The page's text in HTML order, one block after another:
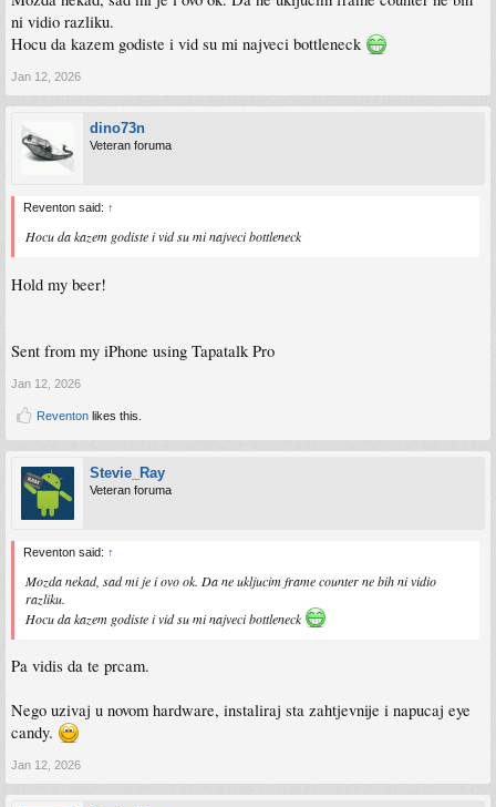
ni vidio razliku.
Hocu da kazem godiste i vid su mi najveci bottleneck
Jan 12, 2026
dino73n
Veteran foruma
Reventon said: ↑
Hocu da kazem godiste i vid su mi najveci bottleneck
Hold my beer!
Sent from my iPhone using Tapatalk Pro
Jan 12, 2026
Reventon likes this.
Stevie_Ray
Veteran foruma
Reventon said: ↑
Mozda nekad, sad mi je i ovo ok. Da ne ukljucim frame counter ne bih ni vidio
razliku.
Hocu da kazem godiste i vid su mi najveci bottleneck
Pa vidis da te prcam.
Nego uzivaj u novom hardware, instaliraj sta zahtjevnije i napucaj eye
candy.
Jan 12, 2026